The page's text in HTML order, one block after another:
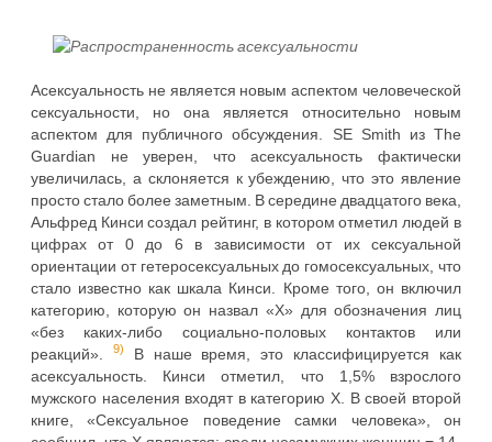
Асексуальность не является новым аспектом человеческой
сексуальности, но она является относительно новым
аспектом для публичного обсуждения. SE Smith из The
Guardian не уверен, что асексуальность фактически
увеличилась, а склоняется к убеждению, что это явление
просто стало более заметным. В середине двадцатого века,
Альфред Кинси создал рейтинг, в котором отметил людей в
цифрах от 0 до 6 в зависимости от их сексуальной
ориентации от гетеросексуальных до гомосексуальных, что
стало известно как шкала Кинси. Кроме того, он включил
категорию, которую он назвал «X» для обозначения лиц
«без каких-либо социально-половых контактов или
реакций».
9)
В наше время, это классифицируется как
асексуальность. Кинси отметил, что 1,5% взрослого
мужского населения входят в категорию X. В своей второй
книге, «Сексуальное поведение самки человека», он